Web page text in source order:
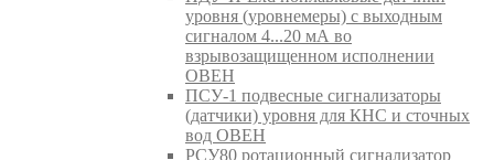
уровня (уровнемеры) с выходным
сигналом 4...20 мА во
взрывозащищенном исполнении
ОВЕН
ПСУ-1 подвесные сигнализаторы
(датчики) уровня для КНС и сточных
вод ОВЕН
РСУ80 ротационный сигнализатор